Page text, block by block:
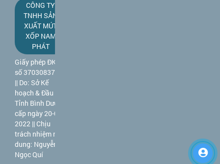
CÔNG TY
TNHH SẢN
XUẤT MÚT
XỐP NAM
PHÁT
Giấy phép ĐKKD
số 3703083781
|| Do: Sở Kế
hoạch & Đầu tư
Tỉnh Bình Dương
cấp ngày 20-09-
2022 || Chịu
trách nhiệm nội
dung: Nguyễn
Ngọc Quí